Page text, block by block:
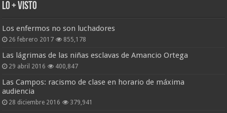
Lo + Visto
Los enfermos no son luchadores
26 febrero 2017 855,178
Las lágrimas de las niñas esclavas de Amancio Ortega
29 abril 2016 400,847
Las Campos: racismo de clase en horario de máxima
audiencia
28 diciembre 2016 379,941